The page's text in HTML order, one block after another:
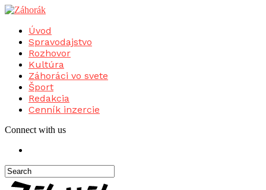
Úvod
Spravodajstvo
Rozhovor
Kultúra
Záhoráci vo svete
Šport
Redakcia
Cenník inzercie
Connect with us